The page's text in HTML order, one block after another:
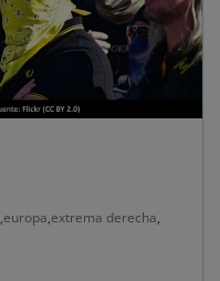
,europa,extrema derecha,